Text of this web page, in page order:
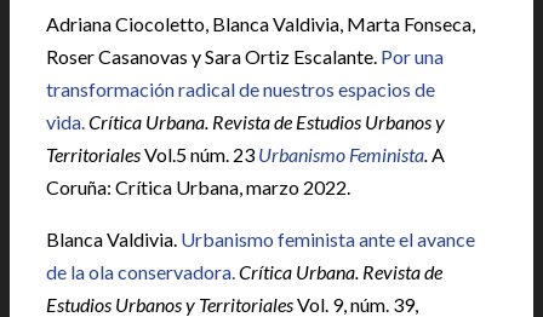
Adriana Ciocoletto, Blanca Valdivia, Marta Fonseca,
Roser Casanovas y Sara Ortiz Escalante. Por una
transformación radical de nuestros espacios de
vida.Crítica Urbana. Revista de Estudios Urbanos y
TerritorialesVol.5 núm. 23 Urbanismo Feminista.A
Coruña: Crítica Urbana, marzo 2022.
Blanca Valdivia. Urbanismo feminista ante el avance
de la ola conservadora.Crítica Urbana. Revista de
Estudios Urbanos y TerritorialesVol. 9, núm. 39,